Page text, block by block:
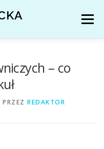
Menu
– co
PRZEZ REDAKTOR